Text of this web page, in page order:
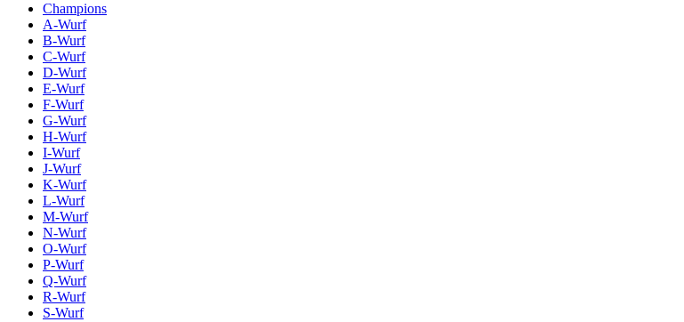
Champions
A-Wurf
B-Wurf
C-Wurf
D-Wurf
E-Wurf
F-Wurf
G-Wurf
H-Wurf
I-Wurf
J-Wurf
K-Wurf
L-Wurf
M-Wurf
N-Wurf
O-Wurf
P-Wurf
Q-Wurf
R-Wurf
S-Wurf